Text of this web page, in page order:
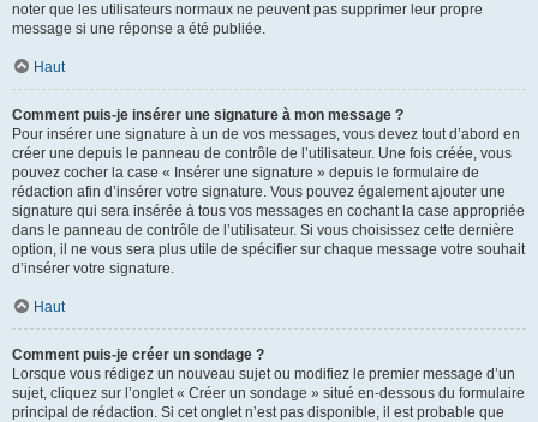
noter que les utilisateurs normaux ne peuvent pas supprimer leur propre
message si une réponse a été publiée.
Haut
Comment puis-je insérer une signature à mon message ?
Pour insérer une signature à un de vos messages, vous devez tout d’abord en
créer une depuis le panneau de contrôle de l’utilisateur. Une fois créée, vous
pouvez cocher la case « Insérer une signature » depuis le formulaire de
rédaction afin d’insérer votre signature. Vous pouvez également ajouter une
signature qui sera insérée à tous vos messages en cochant la case appropriée
dans le panneau de contrôle de l’utilisateur. Si vous choisissez cette dernière
option, il ne vous sera plus utile de spécifier sur chaque message votre souhait
d’insérer votre signature.
Haut
Comment puis-je créer un sondage ?
Lorsque vous rédigez un nouveau sujet ou modifiez le premier message d’un
sujet, cliquez sur l’onglet « Créer un sondage » situé en-dessous du formulaire
principal de rédaction. Si cet onglet n’est pas disponible, il est probable que